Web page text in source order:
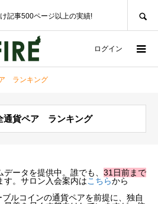
記事500ページ以上の実績!
ログイン
ランキング
貨ペア ランキング
ータを提供中。誰でも、 31日前まで
す。サロン入会案内はこちらから
ルコインの通貨ペアを前提に、独自